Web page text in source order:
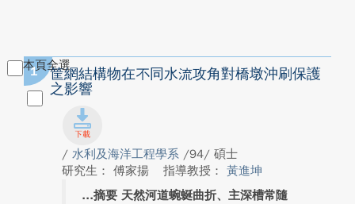
本頁全選
1
筐網結構物在不同水流攻角對橋墩沖刷保護
之影響
/ 水利及海洋工程學系 /94/ 碩士
研究生： 傅家揚
指導教授： 黃進坤
摘要 天然河道蜿蜒曲折、主深槽常隨